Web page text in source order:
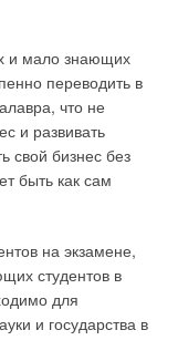
и мало знающих
переводить в
что не
и развивать
свой бизнес без
быть как сам
на экзамене,
студентов в
для
и государства в